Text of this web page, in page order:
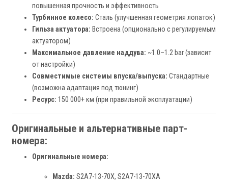
повышенная прочность и эффективность
Турбинное колесо: Сталь (улучшенная геометрия лопаток)
Гильза актуатора: Встроена (опционально с регулируемым
актуатором)
Максимальное давление наддува: ~1.0–1.2 bar (зависит
от настройки)
Совместимые системы впуска/выпуска: Стандартные
(возможна адаптация под тюнинг)
Ресурс: 150 000+ км (при правильной эксплуатации)
Оригинальные и альтернативные парт-
номера:
Оригинальные номера:
Mazda: S2A7-13-70X, S2A7-13-70XA